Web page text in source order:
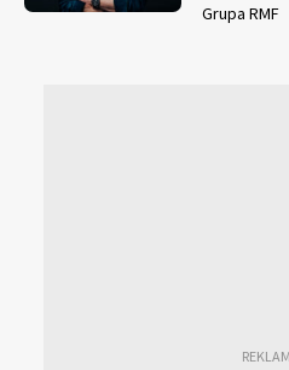
Grupa RMF